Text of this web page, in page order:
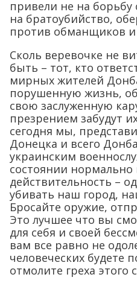
привели не на борьбу
на братоубийство,
против обманщиков и
Сколь веревочке не
быть – тот, кто
мирных жителей
порушенную жизнь,
свою заслуженную
презрением забудут
сегодня мы,
Донецка и всего
украинским
состоянии
действительность –
убивать наш город,
Бросайте оружие,
Это лучшее что вы
для себя и своей
вам все равно не
человеческих будете
отмолите греха этого